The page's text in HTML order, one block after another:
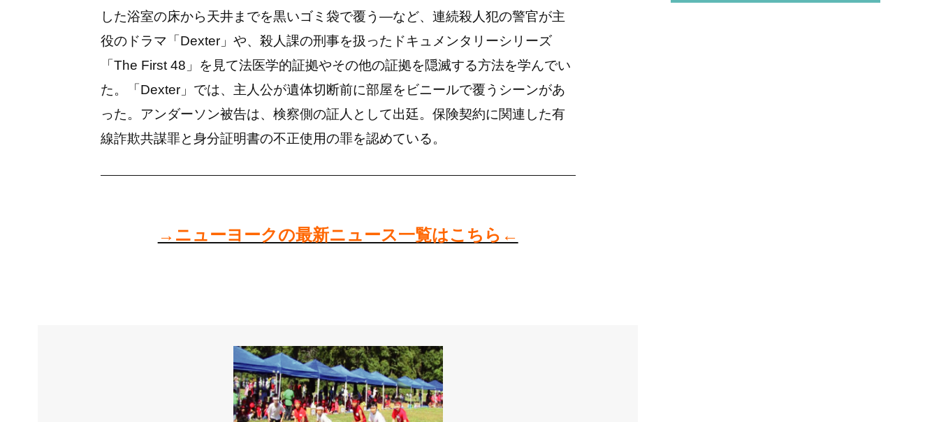
した浴室の床から天井までを黒いゴミ袋で覆う―など、連続殺人犯の警官が主
役のドラマ「Dexter」や、殺人課の刑事を扱ったドキュメンタリーシリーズ
「The First 48」を見て法医学的証拠やその他の証拠を隠滅する方法を学んでい
た。「Dexter」では、主人公が遺体切断前に部屋をビニールで覆うシーンがあ
った。アンダーソン被告は、検察側の証人として出廷。保険契約に関連した有
線詐欺共謀罪と身分証明書の不正使用の罪を認めている。
→ニューヨークの最新ニュース一覧はこちら←